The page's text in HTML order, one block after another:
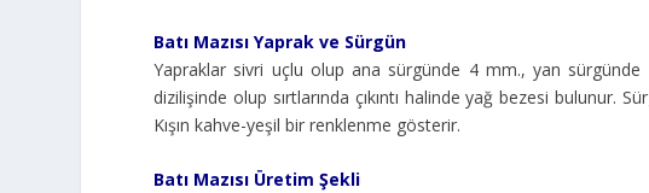
Batı Mazısı Yaprak ve Sürgün
Yapraklar sivri uçlu olup ana sürgünde 4 mm., yan
dizilişinde olup sırtlarında çıkıntı halinde yağ bezesi bulunur.
Kışın kahve-yeşil bir renklenme gösterir.
Batı Mazısı Üretim Şekli